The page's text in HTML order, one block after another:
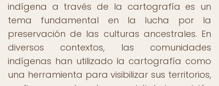
indígena a través de la cartografía es un
tema fundamental en la lucha por la
preservación de las culturas ancestrales. En
diversos contextos, las comunidades
indígenas han utilizado la cartografía como
una herramienta para visibilizar sus territorios,